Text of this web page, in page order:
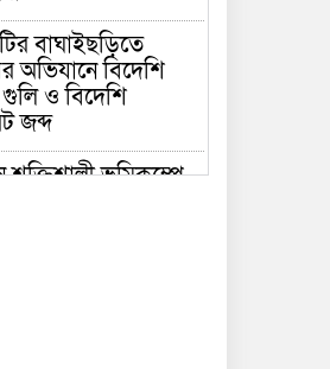
বাঘাইছড়িতে
অভিযানে বিদেশি
গুলি ও বিদেশি
জব্দ
শক্তিশালী ভূমিকম্পে